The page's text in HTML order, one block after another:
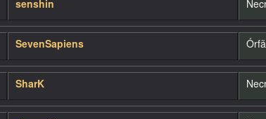
senshin
SevenSapiens
SharK